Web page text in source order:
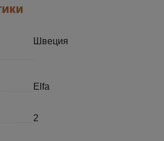
Швеция
Elfa
2